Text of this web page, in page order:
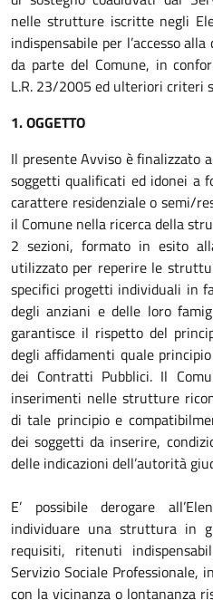
nelle strutture iscritte negli
indispensabile per l’accesso
da parte del Comune, in
L.R. 23/2005 ed ulteriori criteri
1. OGGETTO
Il presente Avviso è finalizzato
soggetti qualificati ed idonei a
carattere residenziale o semi/
il Comune nella ricerca della
2 sezioni, formato in esito
utilizzato per reperire le
specifici progetti individuali in
degli anziani e delle loro
garantisce il rispetto del
degli affidamenti quale
dei Contratti Pubblici. Il
inserimenti nelle strutture
di tale principio e
dei soggetti da inserire,
delle indicazioni dell’autorità
E’ possibile derogare
individuare una struttura in
requisiti, ritenuti
Servizio Sociale Professionale,
con la vicinanza o lontananza